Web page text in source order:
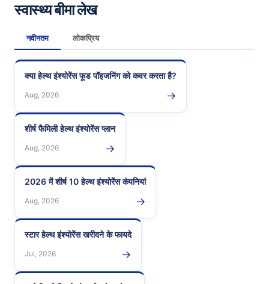
स्वास्थ्य बीमा लेख
नवीनतम लोकप्रिय
क्या हेल्थ इंश्योरेंस फूड पॉइजनिंग को कवर करता है?
Aug, 2026 →
शीर्ष फैमिली हेल्थ इंश्योरेंस प्लान
Aug, 2026 →
2026 में शीर्ष 10 हेल्थ इंश्योरेंस कंपनियां
Aug, 2026 →
स्टार हेल्थ इंश्योरेंस खरीदने के फायदे
Jul, 2026 →